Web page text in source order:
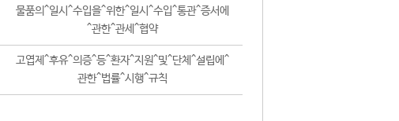
물품의^일시^수입을^위한^일시^수입^통관^증서에
^관한^관세^협약
고엽제^후유^의증^등^환자^지원^및^단체^설립에^
관한^법률^시행^규칙